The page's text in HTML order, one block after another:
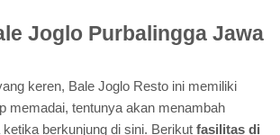
Joglo Purbalingga Jawa
keren, Bale Joglo Resto ini memiliki
memadai, tentunya akan menambah
berkunjung di sini. Berikut fasilitas di